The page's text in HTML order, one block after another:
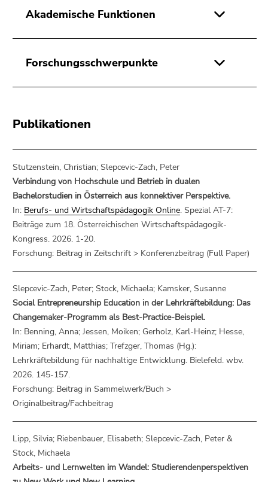
Akademische Funktionen
Forschungsschwerpunkte
Publikationen
Stutzenstein, Christian; Slepcevic-Zach, Peter
Verbindung von Hochschule und Betrieb in dualen
Bachelorstudien in Österreich aus konnektiver Perspektive.
In: Berufs- und Wirtschaftspädagogik Online. Spezial AT-7:
Beiträge zum 18. Österreichischen Wirtschaftspädagogik-
Kongress. 2026. 1-20.
Forschung: Beitrag in Zeitschrift > Konferenzbeitrag (Full Paper)
Slepcevic-Zach, Peter; Stock, Michaela; Kamsker, Susanne
Social Entrepreneurship Education in der Lehrkräftebildung: Das
Changemaker-Programm als Best-Practice-Beispiel.
In: Benning, Anna; Jessen, Moiken; Gerholz, Karl-Heinz; Hesse,
Miriam; Erhardt, Matthias; Trefzger, Thomas (Hg.):
Lehrkräftebildung für nachhaltige Entwicklung. Bielefeld. wbv.
2026. 145-157.
Forschung: Beitrag in Sammelwerk/Buch >
Originalbeitrag/Fachbeitrag
Lipp, Silvia; Riebenbauer, Elisabeth; Slepcevic-Zach, Peter &
Stock, Michaela
Arbeits- und Lernwelten im Wandel: Studierendenperspektiven